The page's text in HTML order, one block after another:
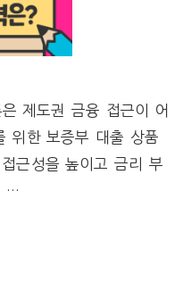
제도권 금융 접근이 어
위한 보증부 대출 상품
근성을 높이고 금리 부
…